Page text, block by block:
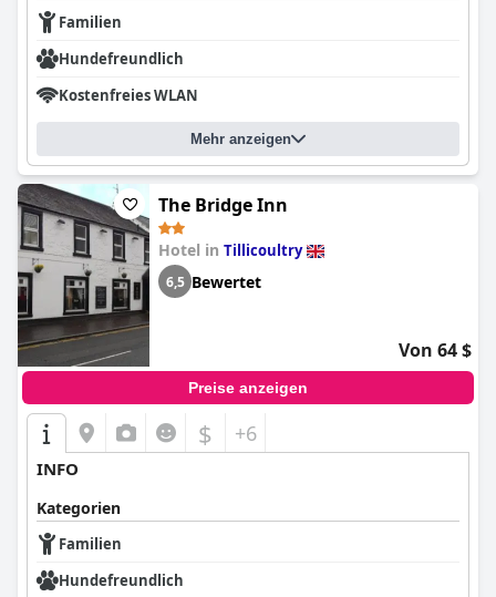
Familien
Hundefreundlich
Kostenfreies WLAN
Mehr anzeigen
The Bridge Inn
Hotel in Tillicoultry
6,5 Bewertet
Von 64 $
Preise anzeigen
$ +6
INFO
Kategorien
Familien
Hundefreundlich